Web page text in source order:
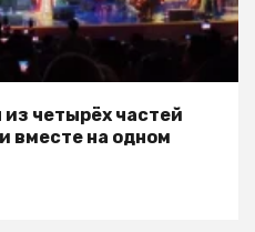
четырёх частей
вместе на одном